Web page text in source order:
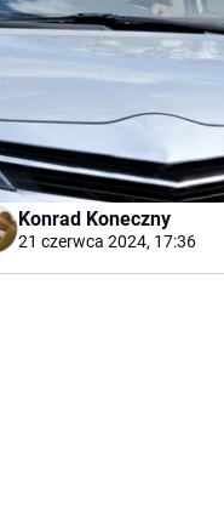
Konrad Koneczny
21 czerwca 2024, 17:36